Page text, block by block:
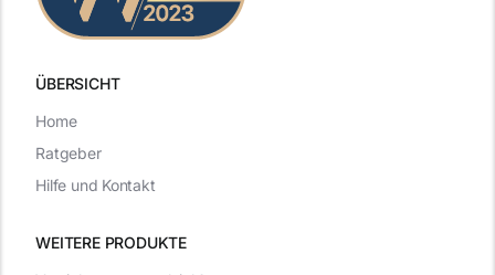
ÜBERSICHT
WEITERE PRODUKTE
Home
Ratgeber
Hilfe und Kontakt